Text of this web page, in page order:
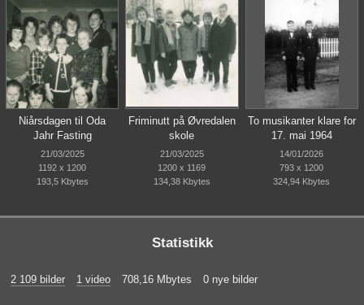
Niårsdagen til Oda
Jahr Fasting
21/03/2025
1192 x 1200
193,5 Kbytes
Friminutt på Øvredalen
skole
21/03/2025
1200 x 1169
134,38 Kbytes
To musikanter klare for
17. mai 1964
14/01/2026
793 x 1200
324,94 Kbytes
Statistikk
2 109 bilder 1 video 708,16 Mbytes 0 nye bilder